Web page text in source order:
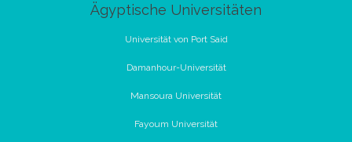
Ägyptische Universitäten
Universität von Port Said
Damanhour-Universität
Mansoura Universität
Fayoum Universität